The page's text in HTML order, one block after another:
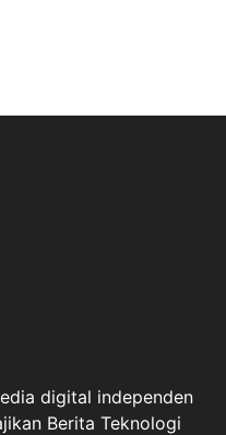
digital independen
Berita Teknologi